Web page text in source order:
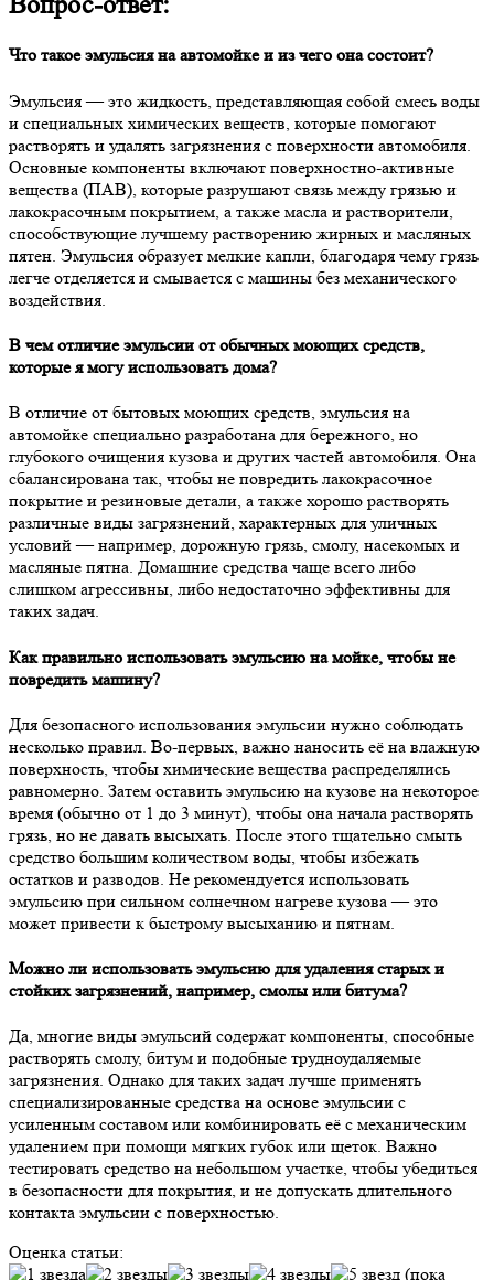
Что такое эмульсия на автомойке и из чего она состоит?
Эмульсия — это жидкость, представляющая собой смесь воды
и специальных химических веществ, которые помогают
растворять и удалять загрязнения с поверхности автомобиля.
Основные компоненты включают поверхностно-активные
вещества (ПАВ), которые разрушают связь между грязью и
лакокрасочным покрытием, а также масла и растворители,
способствующие лучшему растворению жирных и масляных
пятен. Эмульсия образует мелкие капли, благодаря чему грязь
легче отделяется и смывается с машины без механического
воздействия.
В чем отличие эмульсии от обычных моющих средств,
которые я могу использовать дома?
В отличие от бытовых моющих средств, эмульсия на
автомойке специально разработана для бережного, но
глубокого очищения кузова и других частей автомобиля. Она
сбалансирована так, чтобы не повредить лакокрасочное
покрытие и резиновые детали, а также хорошо растворять
различные виды загрязнений, характерных для уличных
условий — например, дорожную грязь, смолу, насекомых и
масляные пятна. Домашние средства чаще всего либо
слишком агрессивны, либо недостаточно эффективны для
таких задач.
Как правильно использовать эмульсию на мойке, чтобы не
повредить машину?
Для безопасного использования эмульсии нужно соблюдать
несколько правил. Во-первых, важно наносить её на влажную
поверхность, чтобы химические вещества распределялись
равномерно. Затем оставить эмульсию на кузове на некоторое
время (обычно от 1 до 3 минут), чтобы она начала растворять
грязь, но не давать высыхать. После этого тщательно смыть
средство большим количеством воды, чтобы избежать
остатков и разводов. Не рекомендуется использовать
эмульсию при сильном солнечном нагреве кузова — это
может привести к быстрому высыханию и пятнам.
Можно ли использовать эмульсию для удаления старых и
стойких загрязнений, например, смолы или битума?
Да, многие виды эмульсий содержат компоненты, способные
растворять смолу, битум и подобные трудноудаляемые
загрязнения. Однако для таких задач лучше применять
специализированные средства на основе эмульсии с
усиленным составом или комбинировать её с механическим
удалением при помощи мягких губок или щеток. Важно
тестировать средство на небольшом участке, чтобы убедиться
в безопасности для покрытия, и не допускать длительного
контакта эмульсии с поверхностью.
Оценка статьи:
(пока